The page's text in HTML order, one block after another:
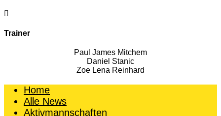

Trainer
Paul James Mitchem
Daniel Stanic
Zoe Lena Reinhard
Home
Alle News
Aktivmannschaften